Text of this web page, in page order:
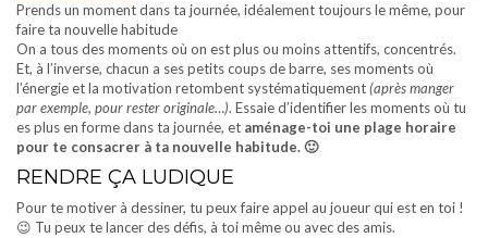
Prends un moment dans ta journée, idéalement toujours le même, pour
faire ta nouvelle habitude
On a tous des moments où on est plus ou moins attentifs, concentrés.
Et, à l’inverse, chacun a ses petits coups de barre, ses moments où
l’énergie et la motivation retombent systématiquement(après manger
par exemple, pour rester originale…). Essaie d’identifier les moments où tu
es plus en forme dans ta journée, et aménage-toi une plage horaire
pour te consacrer à ta nouvelle habitude. 🙂
RENDRE ÇA LUDIQUE
Pour te motiver à dessiner, tu peux faire appel au joueur qui est en toi !
😉 Tu peux te lancer des défis, à toi même ou avec des amis.